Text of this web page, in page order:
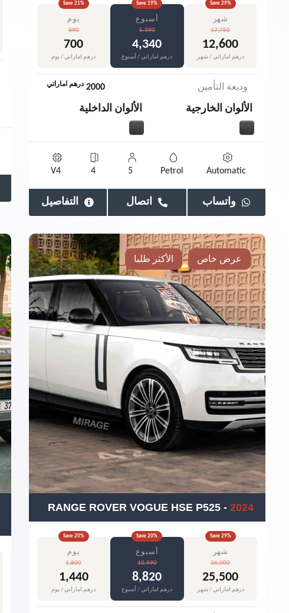
Save 21%
يوم
890
700
درهم اماراتي / يوم
Save19%
أسبوع
5,390
4,340
درهم اماراتي / أسبوع
Save 29%
شهر
17,750
12,600
درهم اماراتي / شهر
وديعة التأمين 2000 درهم اماراتي
الألوان الخارجية الألوان الداخلية
Automatic
Petrol
5
4
V4
واتساب اتصال التفاصيل
عرض خاص الأكثر طلبا
RANGE ROVER VOGUE HSE P525 - 2024
Save 20%
يوم
1,800
1,440
درهم اماراتي / يوم
Save20%
أسبوع
10,990
8,820
درهم اماراتي / أسبوع
Save 29%
شهر
36,000
25,500
درهم اماراتي / شهر